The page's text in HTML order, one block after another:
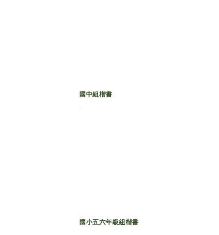
國中組楷書
國小五六年級組楷書